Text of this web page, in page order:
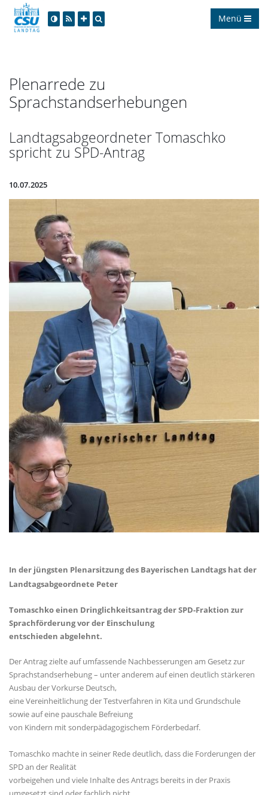
Menü
Plenarrede zu
Sprachstandserhebungen
Landtagsabgeordneter Tomaschko
spricht zu SPD-Antrag
10.07.2025
In der jüngsten Plenarsitzung des Bayerischen Landtags hat der
Landtagsabgeordnete Peter
Tomaschko einen Dringlichkeitsantrag der SPD-Fraktion zur
Sprachförderung vor der Einschulung
entschieden abgelehnt.
Der Antrag zielte auf umfassende Nachbesserungen am Gesetz zur
Sprachstandserhebung – unter anderem auf einen deutlich stärkeren
Ausbau der Vorkurse Deutsch,
eine Vereinheitlichung der Testverfahren in Kita und Grundschule
sowie auf eine pauschale Befreiung
von Kindern mit sonderpädagogischem Förderbedarf.
Tomaschko machte in seiner Rede deutlich, dass die Forderungen der
SPD an der Realität
vorbeigehen und viele Inhalte des Antrags bereits in der Praxis